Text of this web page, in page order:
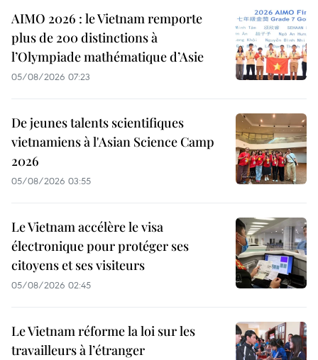
AIMO 2026 : le Vietnam remporte
plus de 200 distinctions à
l’Olympiade mathématique d’Asie
05/08/2026 07:23
De jeunes talents scientifiques
vietnamiens à l'Asian Science Camp
2026
05/08/2026 03:55
Le Vietnam accélère le visa
électronique pour protéger ses
citoyens et ses visiteurs
05/08/2026 02:45
Le Vietnam réforme la loi sur les
travailleurs à l’étranger